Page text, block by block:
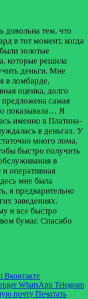
довольна тем, что
в тот момент, когда
золотые
которые решила
деньги. Мне
в ломбарде,
оценка, долго
самая
показывала… Я
именно в Платина-
в деньгах. У
много лома,
быстро получить
в
оперативная
мне была
я предварительно
заведениях.
и все быстро
бумаг. Спасибо
Вконтакте
WhatsApp Telegram
почту Печатать